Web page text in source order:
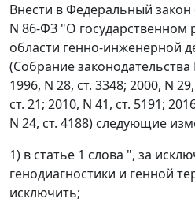
Внести в Федеральный закон
N 86-ФЗ "О государственном
области генно-инженерной
(Собрание
1996, N 28, ст. 3348; 2000, N
ст. 21; 2010, N 41, ст. 5191;
N 24, ст. 4188) следующие
1) в статье 1 слова ", за
генодиагностики и генной
исключить;